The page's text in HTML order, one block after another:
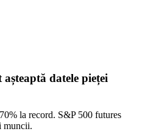
datele pieței
la record. S&P 500 futures
muncii.